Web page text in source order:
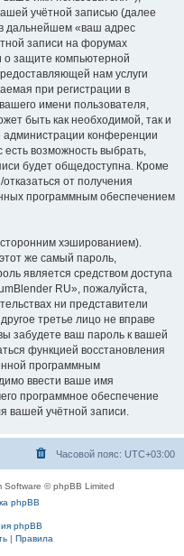
учётной записью (далее
дальнейшем «ваш адрес
записи на форумах
о защите компьютерной
нам услуги
при регистрации в
имени пользователя,
быть как необходимой, так и
администрации конференции
возможность выбрать,
будет общедоступна. Кроме
отказаться от получения
программным обеспечением
хэшированием).
же самый пароль,
является средством доступа
RU», пожалуйста,
ни представители
третье лицо не вправе
забудете ваш пароль к вашей
функцией восстановления
программным
ввести ваше имя
программное обеспечение
вашей учётной записи.
Часовой пояс: UTC+03:00
Software © phpBB Limited
phpBB
phpBB
| Правила